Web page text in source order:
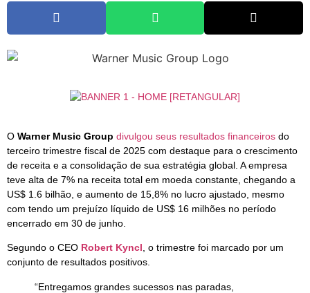
O Warner Music Group divulgou seus resultados financeiros do
terceiro trimestre fiscal de 2025 com destaque para o crescimento
de receita e a consolidação de sua estratégia global. A empresa
teve alta de 7% na receita total em moeda constante, chegando a
US$ 1.6 bilhão, e aumento de 15,8% no lucro ajustado, mesmo
com tendo um prejuízo líquido de US$ 16 milhões no período
encerrado em 30 de junho.
Segundo o CEO Robert Kyncl, o trimestre foi marcado por um
conjunto de resultados positivos.
“Entregamos grandes sucessos nas paradas,